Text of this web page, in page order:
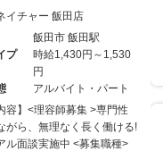
イチャー 飯田店
飯田市 飯田駅
プ
時給1,430円～1,530
円
アルバイト・パート
容】<理容師募集 >専門性
がら、無理なく長く働ける!
ル面談実施中 <募集職種>